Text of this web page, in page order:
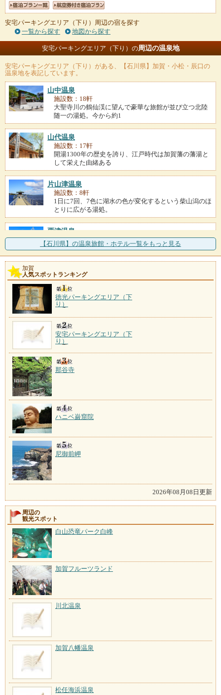
安宅パーキングエリア（下り）周辺の宿を探す
一覧から探す
地図から探す
安宅パーキングエリア（下り）の周辺の温泉地
安宅パーキングエリア（下り） がある、【石川県】加賀・小松・辰口の
温泉地を表記しています。
山中温泉
施設数：18軒
大聖寺川の鶴仙渓に望んで豪華な旅館が並び立つ北陸
随一の湯処。今から約1
山代温泉
施設数：17軒
開湯1300年の歴史を誇り、江戸時代は加賀藩の藩湯と
して栄えた由緒ある
片山津温泉
施設数：8軒
1日に7回、7色に湖水の色が変化するという柴山潟のほ
とりに広がる湯処。
粟津温泉
施設数：7軒
加賀温泉郷のなかでもいちばんの古湯。泰澄大師の夢
枕に立った白山権化のお
一里野温泉
施設数：5軒
【石川県】の温泉旅館・ホテル一覧をもっと見る
加賀
人気スポットランキング
徳光パーキングエリア（下
り）
安宅パーキングエリア（下
り）
那谷寺
ハニベ巌窟院
尼御前岬
2026年08月08日更新
周辺の
観光スポット
白山恐竜パーク白峰
加賀フルーツランド
川北温泉
加賀八幡温泉
松任海浜温泉